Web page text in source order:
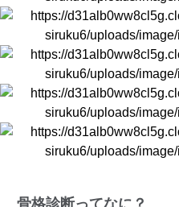
骨格診断ってなに？